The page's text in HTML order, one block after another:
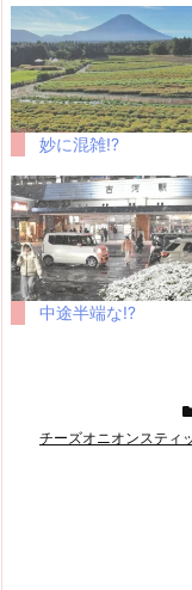
妙に混雑!?
中途半端な⁉
チーズオニオンスティ